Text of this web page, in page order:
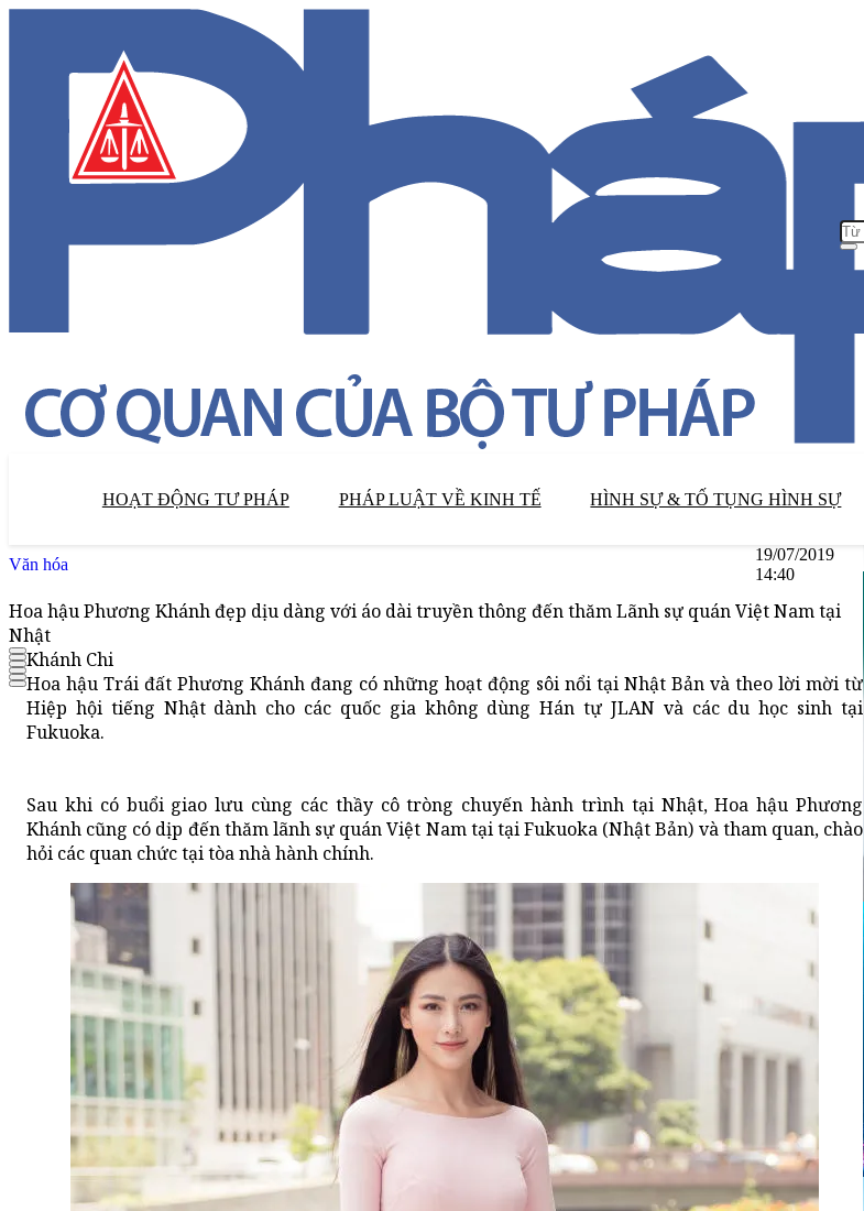
HOẠT ĐỘNG TƯ PHÁP PHÁP LUẬT VỀ KINH TẾ HÌNH SỰ & TỐ TỤNG HÌNH SỰ
Văn hóa
19/07/2019
14:40
Hoa hậu Phương Khánh đẹp dịu dàng với áo dài truyền thông đến thăm Lãnh sự quán Việt Nam tại
Nhật
Khánh Chi
Hoa hậu Trái đất Phương Khánh đang có những hoạt động sôi nổi tại Nhật Bản và theo lời mời từ
Hiệp hội tiếng Nhật dành cho các quốc gia không dùng Hán tự JLAN và các du học sinh tại
Fukuoka.
Sau khi có buổi giao lưu cùng các thầy cô tròng chuyến hành trình tại Nhật, Hoa hậu Phương
Khánh cũng có dịp đến thăm lãnh sự quán Việt Nam tại tại Fukuoka (Nhật Bản) và tham quan, chào
hỏi các quan chức tại tòa nhà hành chính.